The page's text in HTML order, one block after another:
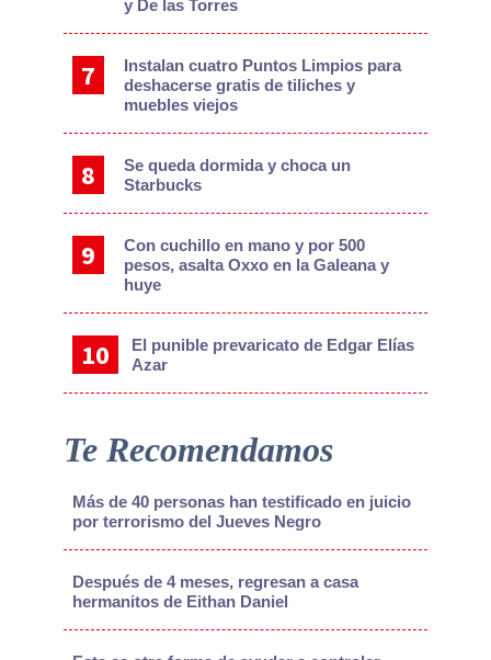
y De las Torres
Instalan cuatro Puntos Limpios para
deshacerse gratis de tiliches y
muebles viejos
Se queda dormida y choca un
Starbucks
Con cuchillo en mano y por 500
pesos, asalta Oxxo en la Galeana y
huye
El punible prevaricato de Edgar Elías
Azar
Te Recomendamos
Más de 40 personas han testificado en juicio
por terrorismo del Jueves Negro
Después de 4 meses, regresan a casa
hermanitos de Eithan Daniel